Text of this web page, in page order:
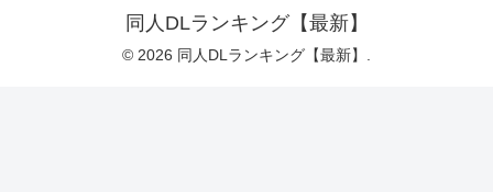
同人DLランキング【最新】
© 2026 同人DLランキング【最新】.